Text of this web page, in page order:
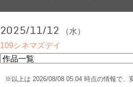
2025/11/12
（水）
109シネマズデイ
※以上は 2026/08/08 05:04 時点の情報で、